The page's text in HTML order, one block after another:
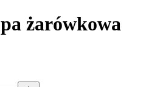
żarówkowa